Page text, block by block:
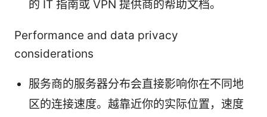
的 IT 指南或 VPN 提供商的帮助文档。
Performance and data privacy
considerations
服务商的服务器分布会直接影响你在不同地
区的连接速度。越靠近你的实际位置，速度